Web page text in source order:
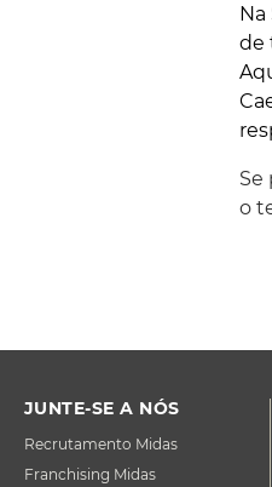
de
Se
o
JUNTE-SE A NÓS
Recrutamento Midas
Franchising Midas